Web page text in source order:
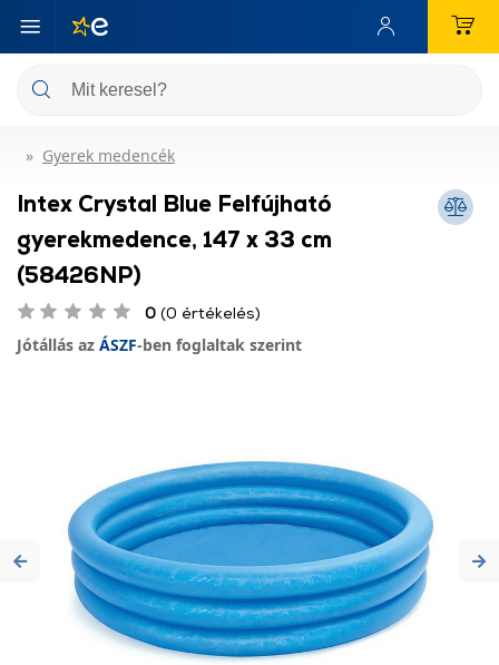
Gyerek medencék
Intex Crystal Blue Felfújható
gyerekmedence, 147 x 33 cm
(58426NP)
0 (0 értékelés)
Jótállás az ÁSZF-ben foglaltak szerint
Previous